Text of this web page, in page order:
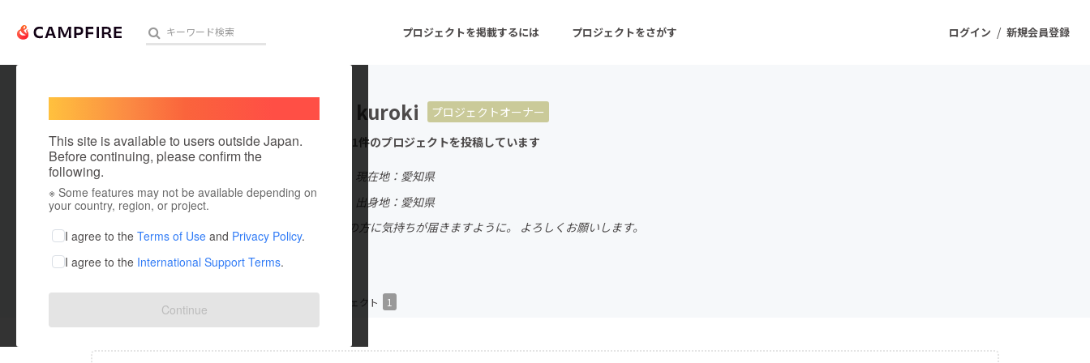
ログイン / 新規会員登録
プロジェクトを掲載するには プロジェクトをさがす
人気のプロジェクト 注目のリターン 注目の新着プロジェクト
アート・写真 音楽
テクノロジー・ガジェット
ゲーム・サービス開発 フード・飲食店
映像・映画
ビジネス・起業
チャレンジ
まちづくり・地域活性化
This site is available to users outside Japan.
Before continuing, please confirm the
following.
※ Some features may not be available depending on
your country, region, or project.
I agree to the Terms of Use and Privacy Policy.
I agree to the International Support Terms.
Continue
tsukiyo kuroki
プロジェクトオーナー
これまでに1件のプロジェクトを投稿しています
現在地：愛知県
出身国：日本
出身地：愛知県
少しでも多くの方に気持ちが届きますように。 よろしくお願いします。
プロジェクト 1